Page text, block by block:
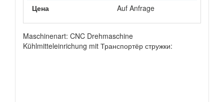
Цена
Auf Anfrage
Maschinenart: CNC Drehmaschine
Kühlmitteleinrichung mit Транспортёр стружки: